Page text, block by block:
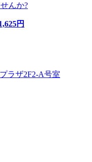
んか?
円
ラザ2F2-A号室